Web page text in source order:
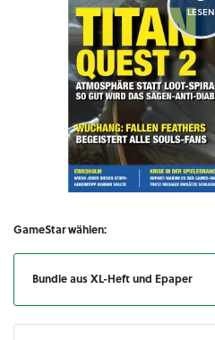
LESEN
GameStar wählen:
Bundle aus XL-Heft und Epaper